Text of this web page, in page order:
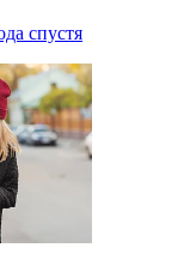
спустя